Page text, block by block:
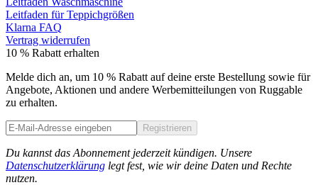
Leitfaden für Teppichgrößen
Klarna FAQ
Vertrag widerrufen
10 % Rabatt erhalten
Melde dich an, um 10 % Rabatt auf deine erste Bestellung sowie für
Angebote, Aktionen und andere Werbemitteilungen von Ruggable
zu erhalten.
Registrieren
Du kannst das Abonnement jederzeit kündigen. Unsere
Datenschutzerklärung legt fest, wie wir deine Daten und Rechte
nutzen.